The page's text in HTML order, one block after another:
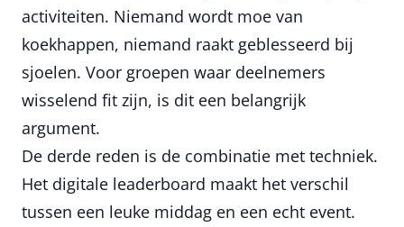
activiteiten. Niemand wordt moe van
koekhappen, niemand raakt geblesseerd bij
sjoelen. Voor groepen waar deelnemers
wisselend fit zijn, is dit een belangrijk
argument.
De derde reden is de combinatie met techniek.
Het digitale leaderboard maakt het verschil
tussen een leuke middag en een echt event.